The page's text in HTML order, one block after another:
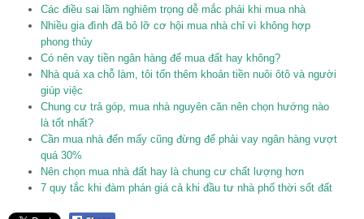
Các điều sai lầm nghiêm trọng dễ mắc phải khi mua nhà
Nhiều gia đình đã bỏ lỡ cơ hội mua nhà chỉ vì không hợp
phong thủy
Có nên vay tiền ngân hàng để mua đất hay không?
Nhà quá xa chỗ làm, tôi tốn thêm khoản tiền nuôi ôtô và người
giúp việc
Chung cư trả góp, mua nhà nguyên căn nên chọn hướng nào
là tốt nhất?
Cần mua nhà đến mấy cũng đừng để phải vay ngân hàng vượt
quá 30%
Nên chọn mua nhà đất hay là chung cư chất lượng hơn
7 quy tắc khi đàm phán giá cả khi đầu tư nhà phố thời sốt đất